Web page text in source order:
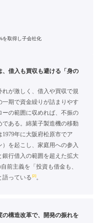
を取得し子会社化
、借入も買収も避ける「身の
が激しく、借入や買収で規
期で資金繰りが詰まりやす
の範囲に収めれば、不振の
ある。綿菓子製造機の移動
1979年に大阪府松原市でア
を起こし、家庭用への参入
行借入の範囲を超えた拡大
前主義を「投資も借金も、
語っている [2]。
の構造改革で、開発の振れを